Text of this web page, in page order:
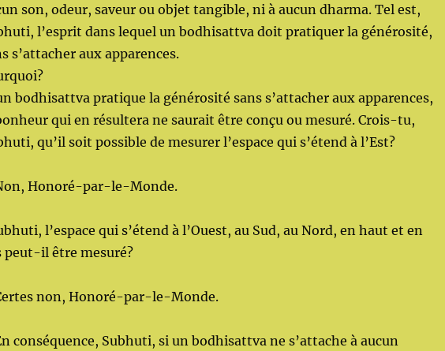
son, odeur, saveur ou objet tangible, ni à aucun dharma. Tel est,
l’esprit dans lequel un bodhisattva doit pratiquer la générosité,
s’attacher aux apparences.
bodhisattva pratique la générosité sans s’attacher aux apparences,
qui en résultera ne saurait être conçu ou mesuré. Crois-tu,
qu’il soit possible de mesurer l’espace qui s’étend à l’Est?
Honoré-par-le-Monde.
l’espace qui s’étend à l’Ouest, au Sud, au Nord, en haut et en
peut-il être mesuré?
non, Honoré-par-le-Monde.
conséquence, Subhuti, si un bodhisattva ne s’attache à aucun